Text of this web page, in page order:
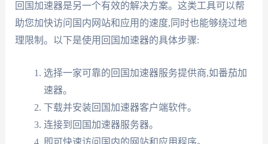
回国加速器是另一个有效的解决方案。这类工具可以帮
助您加快访问国内网站和应用的速度,同时也能够绕过地
理限制。以下是使用回国加速器的具体步骤:
选择一家可靠的回国加速器服务提供商,如番茄加
速器。
下载并安装回国加速器客户端软件。
连接到回国加速器服务器。
即可快速访问国内的网站和应用程序。